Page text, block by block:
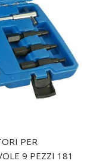
PER
9 PEZZI 181